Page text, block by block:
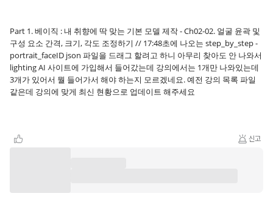
Part 1. 베이직 : 내 취향에 딱 맞는 기본 모델 제작 - Ch02-02. 얼굴 윤곽 및
구성 요소 간격, 크기, 각도 조정하기 // 17:48초에 나오는 step_by_step -
portrait_faceID json 파일을 드래그 할려고 하니 아무리 찾아도 안 나와서
lighting AI 사이트에 가입해서 들어갔는데 강의에서는 1개만 나와있는데
3개가 있어서 뭘 들어가서 해야 하는지 모르겠네요. 예전 강의 목록 파일
같은데 강의에 맞게 최신 현황으로 업데이트 해주세요
신고